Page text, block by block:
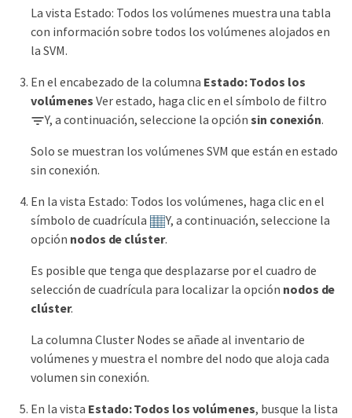
La vista Estado: Todos los volúmenes muestra una tabla
con información sobre todos los volúmenes alojados en
la SVM.
En el encabezado de la columna Estado: Todos los
volúmenes Ver estado, haga clic en el símbolo de filtro
Y, a continuación, seleccione la opción sin conexión.
Solo se muestran los volúmenes SVM que están en estado
sin conexión.
En la vista Estado: Todos los volúmenes, haga clic en el
símbolo de cuadrícula
Y, a continuación, seleccione la
opción nodos de clúster.
Es posible que tenga que desplazarse por el cuadro de
selección de cuadrícula para localizar la opción nodos de
clúster.
La columna Cluster Nodes se añade al inventario de
volúmenes y muestra el nombre del nodo que aloja cada
volumen sin conexión.
En la vista Estado: Todos los volúmenes, busque la lista